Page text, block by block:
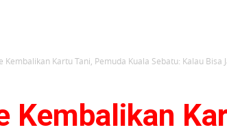
Kembalikan Kartu Tani, Pemuda Kuala Sebatu: Kalau Bisa
Kembalikan